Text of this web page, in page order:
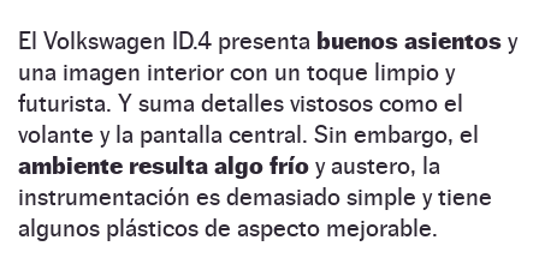
El Volkswagen ID.4 presenta buenos asientos y
una imagen interior con un toque limpio y
futurista. Y suma detalles vistosos como el
volante y la pantalla central. Sin embargo, el
ambiente resulta algo frío y austero, la
instrumentación es demasiado simple y tiene
algunos plásticos de aspecto mejorable.